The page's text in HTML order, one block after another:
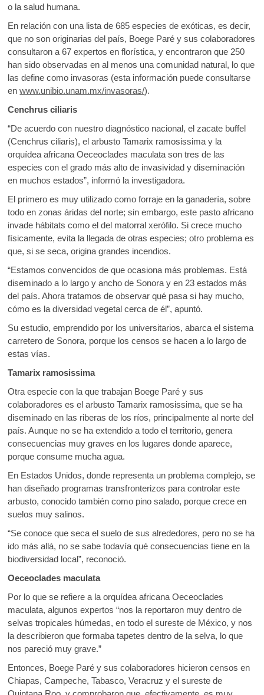
o la salud humana.
En relación con una lista de 685 especies de exóticas, es decir,
que no son originarias del país, Boege Paré y sus colaboradores
consultaron a 67 expertos en florística, y encontraron que 250
han sido observadas en al menos una comunidad natural, lo que
las define como invasoras (esta información puede consultarse
enwww.unibio.unam.mx/invasoras/).
Cenchrus ciliaris
“De acuerdo con nuestro diagnóstico nacional, el zacate buffel
(Cenchrus ciliaris), el arbusto Tamarix ramosissima y la
orquídea africana Oeceoclades maculata son tres de las
especies con el grado más alto de invasividad y diseminación
en muchos estados”, informó la investigadora.
El primero es muy utilizado como forraje en la ganadería, sobre
todo en zonas áridas del norte; sin embargo, este pasto africano
invade hábitats como el del matorral xerófilo. Si crece mucho
físicamente, evita la llegada de otras especies; otro problema es
que, si se seca, origina grandes incendios.
“Estamos convencidos de que ocasiona más problemas. Está
diseminado a lo largo y ancho de Sonora y en 23 estados más
del país. Ahora tratamos de observar qué pasa si hay mucho,
cómo es la diversidad vegetal cerca de él”, apuntó.
Su estudio, emprendido por los universitarios, abarca el sistema
carretero de Sonora, porque los censos se hacen a lo largo de
estas vías.
Tamarix ramosissima
Otra especie con la que trabajan Boege Paré y sus
colaboradores es el arbusto Tamarix ramosissima, que se ha
diseminado en las riberas de los ríos, principalmente al norte del
país. Aunque no se ha extendido a todo el territorio, genera
consecuencias muy graves en los lugares donde aparece,
porque consume mucha agua.
En Estados Unidos, donde representa un problema complejo, se
han diseñado programas transfronterizos para controlar este
arbusto, conocido también como pino salado, porque crece en
suelos muy salinos.
“Se conoce que seca el suelo de sus alrededores, pero no se ha
ido más allá, no se sabe todavía qué consecuencias tiene en la
biodiversidad local”, reconoció.
Oeceoclades maculata
Por lo que se refiere a la orquídea africana Oeceoclades
maculata, algunos expertos “nos la reportaron muy dentro de
selvas tropicales húmedas, en todo el sureste de México, y nos
la describieron que formaba tapetes dentro de la selva, lo que
nos pareció muy grave.”
Entonces, Boege Paré y sus colaboradores hicieron censos en
Chiapas, Campeche, Tabasco, Veracruz y el sureste de